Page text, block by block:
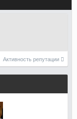
Активность репутации